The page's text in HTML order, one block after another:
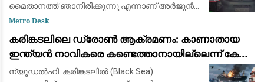
മൈതാനത്ത് ഞാനിരിക്കുന്നു എന്നാണ് അർജുൻ
ആയങ്കി സമൂഹമാധ്യമത്തിൽ പോസ്റ്റ്
കാറിൽ പാല
Metro Desk
കരിങ്കടലിലെ ഡ്രോൺ ആക്രമണം: കാണാതായ
ഇന്ത്യൻ നാവികരെ കണ്ടെത്താനായില്ലെന്ന് കേന്ദ്ര
സർക്കാർ
ന്യൂഡൽഹി: കരിങ്കടലിൽ (Black Sea)